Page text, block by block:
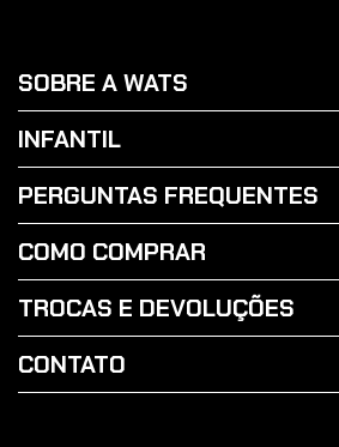
SOBRE A WATS
INFANTIL
PERGUNTAS FREQUENTES
COMO COMPRAR
TROCAS E DEVOLUÇÕES
CONTATO